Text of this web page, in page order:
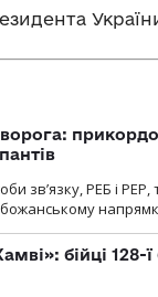
зв’язку, РЕБ і РЕР,
бійці